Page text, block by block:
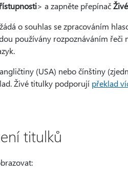
> a zapněte přepínač
o souhlas se zpracováním
používány rozpoznáváním řeči
(USA) nebo čínštiny
Živé titulky podporují překlad
titulků